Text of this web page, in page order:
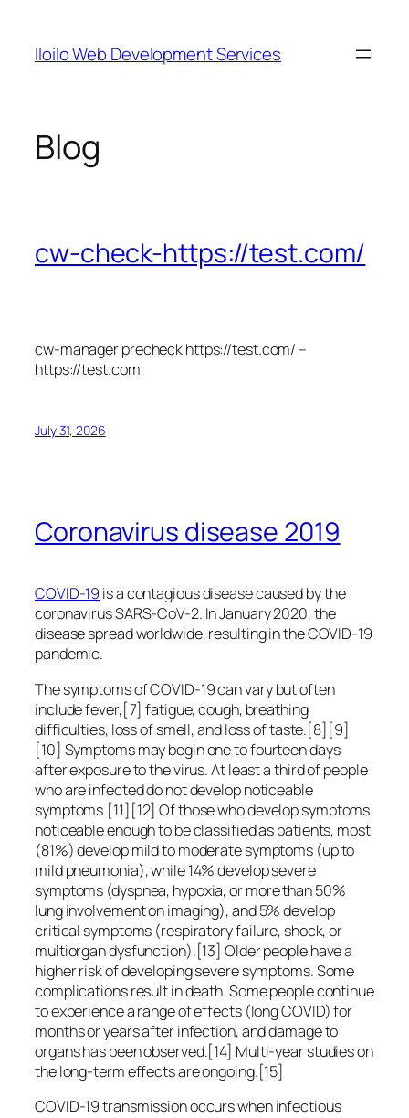
content
Iloilo Web Development Services
Blog
cw-check-https://test.com/
cw-manager precheck https://test.com/ –
https://test.com
July 31, 2026
Coronavirus disease 2019
COVID-19 is a contagious disease caused by the
coronavirus SARS-CoV-2. In January 2020, the
disease spread worldwide, resulting in the COVID-19
pandemic.
The symptoms of COVID‑19 can vary but often
include fever,[7] fatigue, cough, breathing
difficulties, loss of smell, and loss of taste.[8][9]
[10] Symptoms may begin one to fourteen days
after exposure to the virus. At least a third of people
who are infected do not develop noticeable
symptoms.[11][12] Of those who develop symptoms
noticeable enough to be classified as patients, most
(81%) develop mild to moderate symptoms (up to
mild pneumonia), while 14% develop severe
symptoms (dyspnea, hypoxia, or more than 50%
lung involvement on imaging), and 5% develop
critical symptoms (respiratory failure, shock, or
multiorgan dysfunction).[13] Older people have a
higher risk of developing severe symptoms. Some
complications result in death. Some people continue
to experience a range of effects (long COVID) for
months or years after infection, and damage to
organs has been observed.[14] Multi-year studies on
the long-term effects are ongoing.[15]
COVID‑19 transmission occurs when infectious